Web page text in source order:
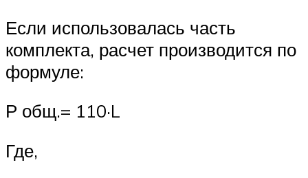
Если использовалась часть
комплекта, расчет производится по
формуле:
Р общ.= 110·L
Где,